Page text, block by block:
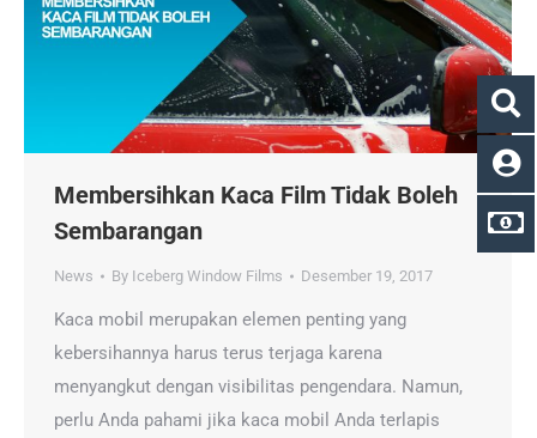
Membersihkan Kaca Film Tidak Boleh
Sembarangan
News By Iceberg Window Films Desember 19, 2017
Kaca mobil merupakan elemen penting yang
kebersihannya harus terus terjaga karena
menyangkut dengan visibilitas pengendara. Namun,
perlu Anda pahami jika kaca mobil Anda terlapis